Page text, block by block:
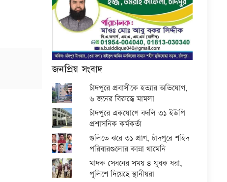
জনপ্রিয় সংবাদ
চাঁদপুরে প্রবাসীকে হত্যার অভিযোগ,
৬ জনের বিরুদ্ধে মামলা
চাঁদপুরে একযোগে বদলি ৩১ ইউপি
প্রশাসনিক কর্মকর্তা
গুলিতে ঝরে ৩১ প্রাণ, চাঁদপুরে শহিদ
পরিবারগুলোর কান্না থামেনি
মাদক সেবনের সময় ৪ যুবক ধরা,
পুলিশে দিয়েছে স্থানীয়রা